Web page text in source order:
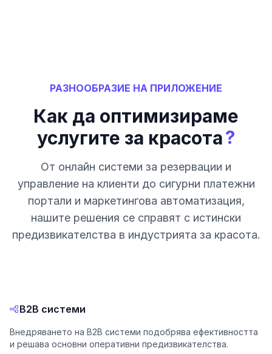
РАЗНООБРАЗИЕ НА ПРИЛОЖЕНИЕ
Как да оптимизираме
услугите за красота?
От онлайн системи за резервации и
управление на клиенти до сигурни платежни
портали и маркетингова автоматизация,
нашите решения се справят с истински
предизвикателства в индустрията за красота.
B2B системи
Внедряването на B2B системи подобрява ефективността
и решава основни оперативни предизвикателства.